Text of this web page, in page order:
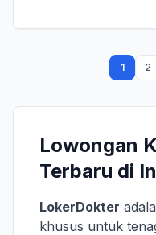
1 2
Lowongan
Terbaru di
LokerDokter
khusus untuk